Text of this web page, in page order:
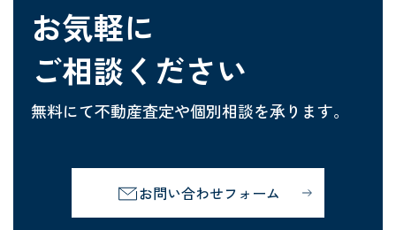
お気軽に
ご相談ください
無料にて不動産査定や個別相談を承ります。
お問い合わせフォーム